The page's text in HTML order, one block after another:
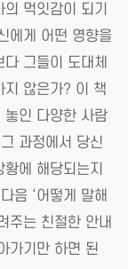
먹잇감이 되기
에게 어떤 영향을
그들이 도대체
지 않은가? 이 책
놓인 다양한 사람
과정에서 당신
에 해당되는지
음 ‘어떻게 말해
주는 친절한 안내
가기만 하면 된